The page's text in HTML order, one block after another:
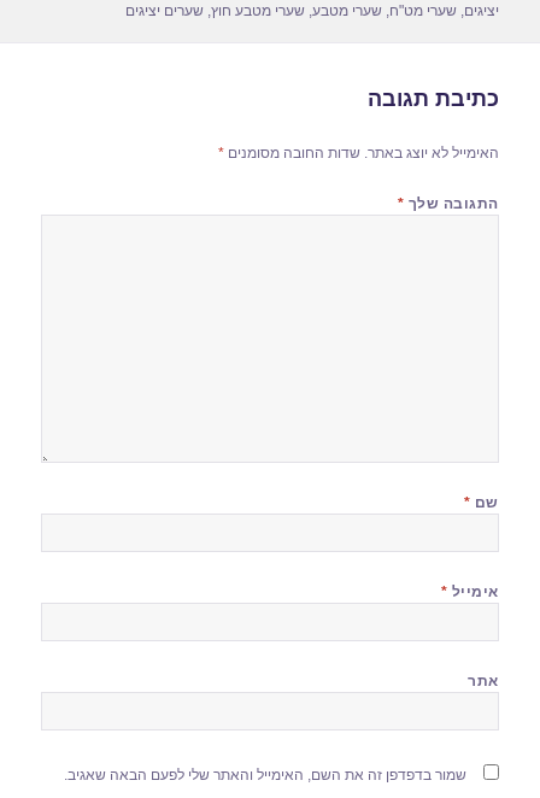
יציגים,שערי מט"ח,שערי מטבע,שערי מטבע חוץ,שערים יציגים
כתיבת תגובה
האימייל לא יוצג באתר. שדות החובה מסומנים*
התגובה שלך *
שם *
אימייל *
אתר
שמור בדפדפן זה את השם, האימייל והאתר שלי לפעם הבאה שאגיב.